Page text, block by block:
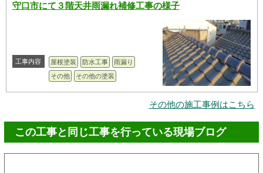
守口市にて３階天井雨漏れ補修工事の様子
工事内容 屋根塗装 防水工事
雨漏り
その他
その他の塗装
その他の施工事例はこちら
この工事と同じ工事を行っている現場ブログ